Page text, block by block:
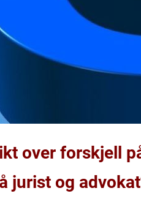
over forskjell
jurist og